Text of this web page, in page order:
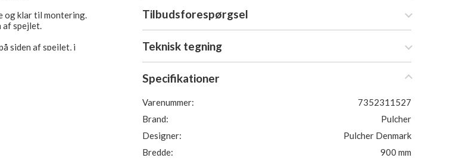
og klar til montering.
af spejlet.
siden af spejlet, i
Tilbudsforespørgsel
Teknisk tegning
Specifikationer
Varenummer:
7352311527
Brand:
Pulcher
Designer:
Pulcher Denmark
Bredde:
900 mm